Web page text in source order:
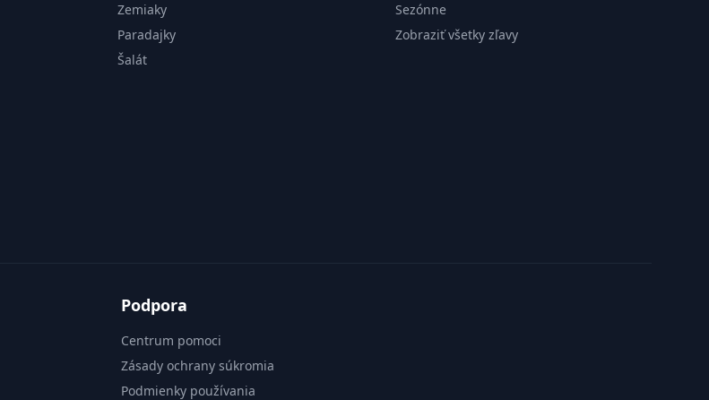
Zemiaky
Paradajky
Šalát
Sezónne
Zobraziť všetky zľavy
Podpora
Centrum pomoci
Zásady ochrany súkromia
Podmienky používania